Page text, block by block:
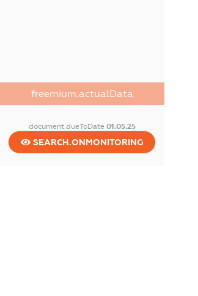
freemium.actualData
document.dueToDate 01.05.25
SEARCH.ONMONITORING